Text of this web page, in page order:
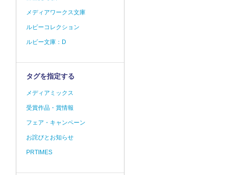
メディアワークス文庫
ルビーコレクション
ルビー文庫：D
タグを指定する
メディアミックス
受賞作品・賞情報
フェア・キャンペーン
お詫びとお知らせ
PRTIMES